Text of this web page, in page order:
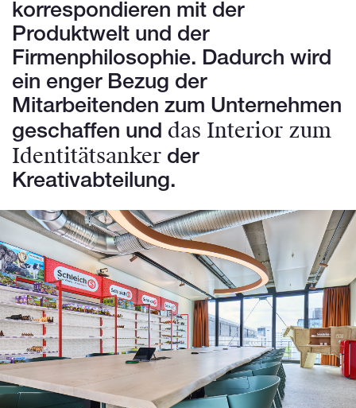
korrespondieren mit der
Produktwelt und der
Firmenphilosophie. Dadurch wird
ein enger Bezug der
Mitarbeitenden zum Unternehmen
geschaffen und das Interior zum
Identitätsanker der
Kreativabteilung.